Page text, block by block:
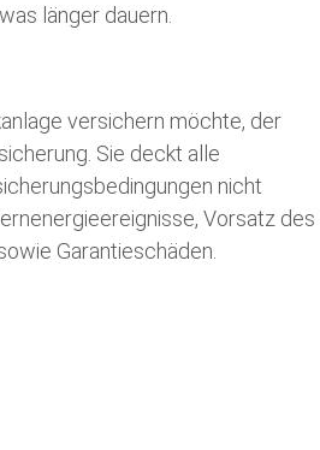
länger dauern.
versichern möchte, der
Sie deckt alle
nicht
Vorsatz des
Garantieschäden.